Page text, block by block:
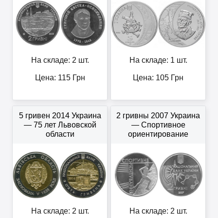
На складе: 2 шт.
Цена: 115Грн
На складе: 1 шт.
Цена: 105 Грн
5 гривен 2014 Украина
— 75 лет Львовской
области
На складе: 2 шт.
2 гривны 2007 Украина
— Спортивное
ориентирование
На складе: 2 шт.